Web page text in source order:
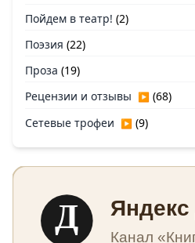
Пойдем в театр! (2)
Поэзия (22)
Проза (19)
Рецензии и отзывы ▶ (68)
Сетевые трофеи ▶ (9)
Д Яндекс
Канал